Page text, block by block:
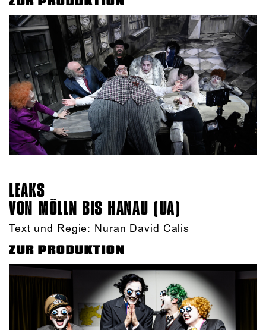
LEAKS
VON MÖLLN BIS HANAU (UA)
Text und Regie: Nuran David Calis
ZUR PRODUKTION